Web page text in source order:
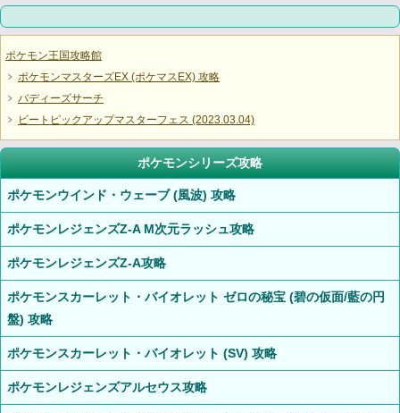
ポケモン王国攻略館
ポケモンマスターズEX (ポケマスEX) 攻略
バディーズサーチ
ビートピックアップマスターフェス (2023.03.04)
ポケモンシリーズ攻略
ポケモンウインド・ウェーブ (風波) 攻略
ポケモンレジェンズZ-A M次元ラッシュ攻略
ポケモンレジェンズZ-A攻略
ポケモンスカーレット・バイオレット ゼロの秘宝 (碧の仮面/藍の円
盤) 攻略
ポケモンスカーレット・バイオレット (SV) 攻略
ポケモンレジェンズアルセウス攻略